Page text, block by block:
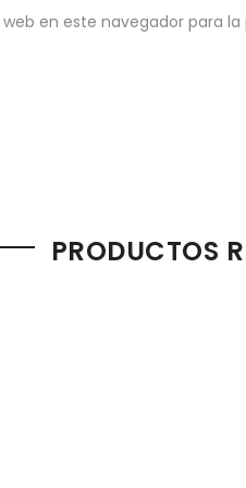
en este navegador para
PRODUCTOS